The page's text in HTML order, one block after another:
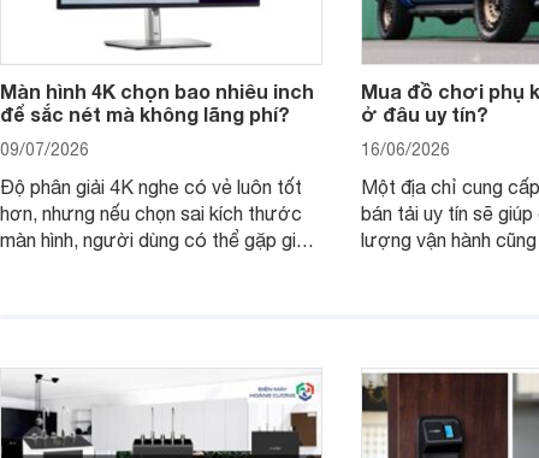
Màn hình 4K chọn bao nhiêu inch
để sắc nét mà không lãng phí?
09/07/2026
Độ phân giải 4K nghe có vẻ luôn tốt
hơn, nhưng nếu chọn sai kích thước
màn hình, người dùng có thể gặp giao
Mua đồ chơi phụ
ở đâu uy tín?
16/06/2026
Một địa chỉ cung
bán tải uy tín sẽ
lượng vận hành